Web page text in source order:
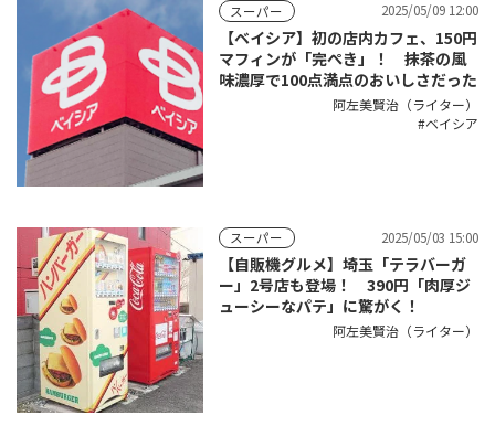
スーパー 2025/05/09 12:00
【ベイシア】初の店内カフェ、150円
マフィンが「完ぺき」！ 抹茶の風
味濃厚で100点満点のおいしさだった
阿左美賢治（ライター）
ベイシア
スーパー 2025/05/03 15:00
【自販機グルメ】埼玉「テラバーガ
ー」2号店も登場！ 390円「肉厚ジ
ューシーなパテ」に驚がく！
阿左美賢治（ライター）